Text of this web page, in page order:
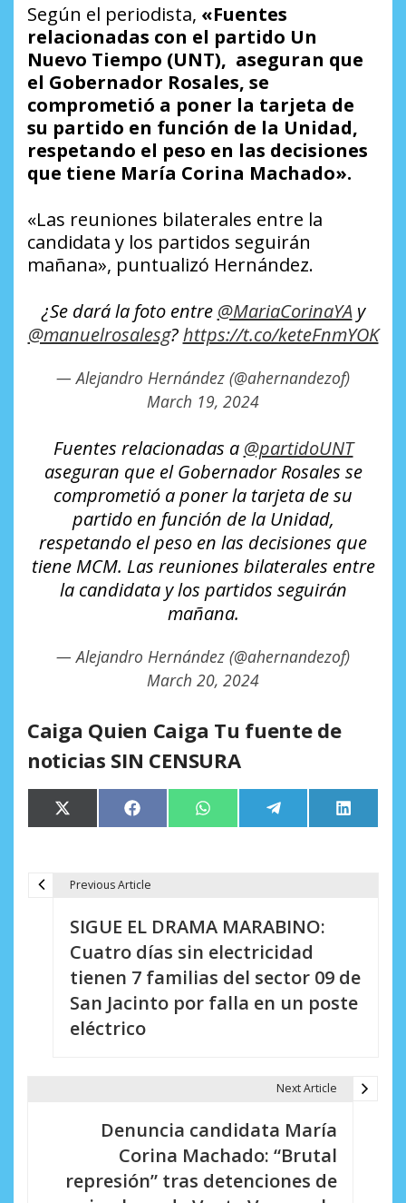
Según el periodista, «Fuentes
relacionadas con el partido Un
Nuevo Tiempo (UNT), aseguran que
el Gobernador Rosales, se
comprometió a poner la tarjeta de
su partido en función de la Unidad,
respetando el peso en las decisiones
que tiene María Corina Machado».
«Las reuniones bilaterales entre la
candidata y los partidos seguirán
mañana», puntualizó Hernández.
¿Se dará la foto entre @MariaCorinaYAy
@manuelrosalesg?https://t.co/keteFnmYOK
— Alejandro Hernández (@ahernandezof)
March 19, 2024
Fuentes relacionadas a @partidoUNT
aseguran que el Gobernador Rosales se
comprometió a poner la tarjeta de su
partido en función de la Unidad,
respetando el peso en las decisiones que
tiene MCM. Las reuniones bilaterales entre
la candidata y los partidos seguirán
mañana.
— Alejandro Hernández (@ahernandezof)
March 20, 2024
Caiga Quien Caiga Tu fuente de
noticias SIN CENSURA
Compartir
en
X
(Twitter)
Compartir
en
Facebook Compartir
en
WhatsApp Compartir
en
Telegram
en
LinkedIn
Previous Article
SIGUE EL DRAMA MARABINO:
Cuatro días sin electricidad
tienen 7 familias del sector 09 de
San Jacinto por falla en un poste
eléctrico
Next Article
Denuncia candidata María
Corina Machado: “Brutal
represión” tras detenciones de